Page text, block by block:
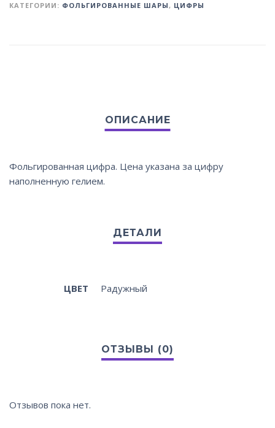
КАТЕГОРИИ: ФОЛЬГИРОВАННЫЕ ШАРЫ, ЦИФРЫ
Фольгированная цифра. Цена указана за цифру
наполненную гелием.
ЦВЕТ Радужный
Отзывов пока нет.